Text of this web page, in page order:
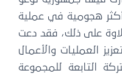
تفويضاً أكثر هجومية في عملية
على ذلك، فقد دعت
العمليات والأعمال
التابعة للمجموعة